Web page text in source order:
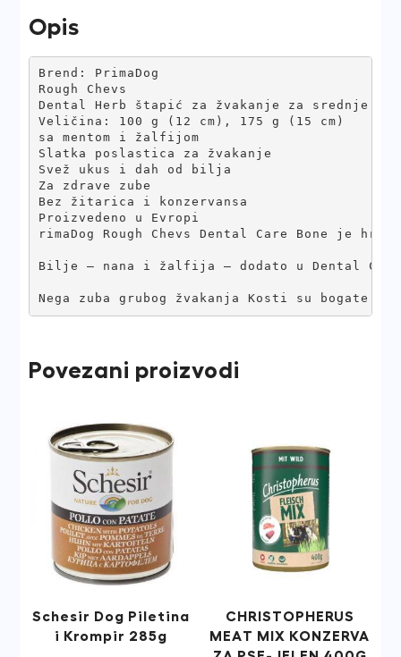
quantity
Opis
Brend: PrimaDog
Rough Chevs
Dental Herb štapić za žvakanje za srednje i
Veličina: 100 g (12 cm), 175 g (15 cm)
sa mentom i žalfijom
Slatka poslastica za žvakanje
Svež ukus i dah od bilja
Za zdrave zube
Bez žitarica i konzervansa
Proizvedeno u Evropi
rimaDog Rough Chevs Dental Care Bone je
Bilje – nana i žalfija – dodato u Dental Care
Nega zuba grubog žvakanja Kosti su bogate
Povezani proizvodi
Schesir Dog Piletina
i Krompir 285g
CHRISTOPHERUS
MEAT MIX KONZERVA